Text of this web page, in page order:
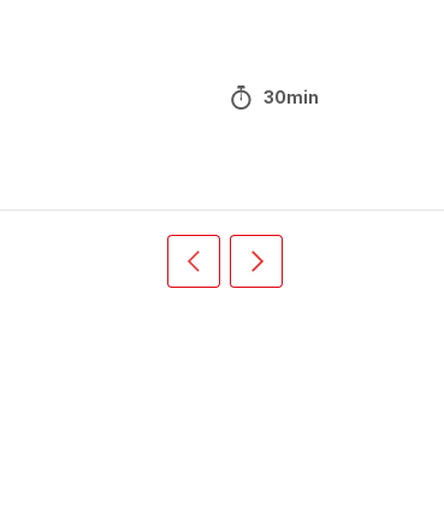
30min
Précédent
Recipe
Suivant
Recipe